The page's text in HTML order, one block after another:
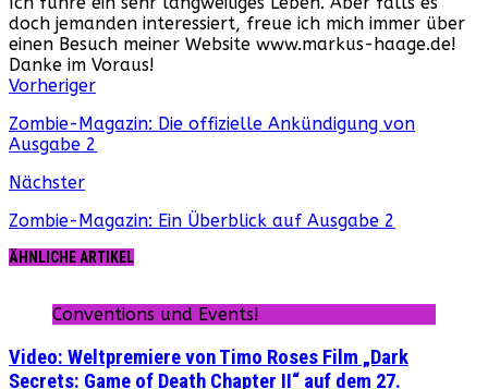
doch jemanden interessiert, freue ich mich immer über
einen Besuch meiner Website www.markus-haage.de!
Danke im Voraus!
Webseite
Facebook
Instagram
YouTube
Vorheriger
Zombie-Magazin: Die offizielle Ankündigung von
Ausgabe 2
Nächster
Zombie-Magazin: Ein Überblick auf Ausgabe 2
ÄHNLICHE ARTIKEL
Conventions und Events!
Video: Weltpremiere von Timo Roses Film „Dark
Secrets: Game of Death Chapter II“ auf dem 27.